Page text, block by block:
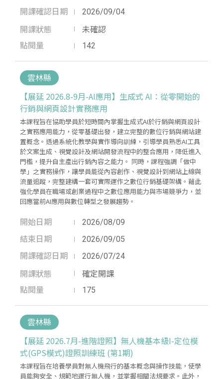
開課確認日期
2026/09/04
開課狀態 未確認
點閱量 142
雲林縣
【展延 2026.8-9月-AI應用】生成式 AI：從零開始的
行銷與網頁設計實務應用
本課程旨在協助學員於短時間內掌握生成式AI於行銷與網頁設計
之實務應用能力，從零基礎出發，建立完整的數位行銷與網站建
置概念。透過系統化教學與實作導向訓練，引導學員熟悉AI工具
於文案生成、視覺設計及網站開發流程中的整合應用，降低進入
門檻，提升自主產出行銷內容之能力。 同時，課程強調「做中
學」之實務操作，讓學員能從內容創作、視覺設計到網站上線與
流量追蹤，完整建構一套可實際運作之數位行銷基礎架構。藉此
強化學員在職場或創業過程中之數位應用能力與市場競爭力，並
回應當前AI應用與數位轉型之發展趨勢。
開始日期
2026/08/09
結束日期
2026/09/05
開課確認日期
2026/07/24
開課狀態 確定開課
點閱量 175
雲林縣
【展延 2026.7月-進階證照】無人機基本級I-定位模
式(GPS模式)證照訓練班 (第1期)
本課程旨在培養學員對無人機飛行的基本概念與操作技能，使學
員能夠安全、規範地運行無人機，並掌握相關法規要求。此外，